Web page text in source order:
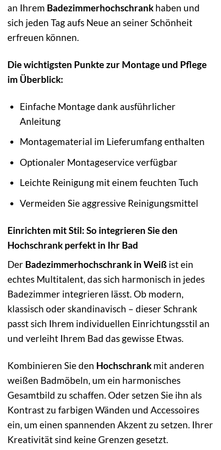
an Ihrem Badezimmerhochschrank haben und
sich jeden Tag aufs Neue an seiner Schönheit
erfreuen können.
Die wichtigsten Punkte zur Montage und Pflege
im Überblick:
Einfache Montage dank ausführlicher
Anleitung
Montagematerial im Lieferumfang enthalten
Optionaler Montageservice verfügbar
Leichte Reinigung mit einem feuchten Tuch
Vermeiden Sie aggressive Reinigungsmittel
Einrichten mit Stil: So integrieren Sie den
Hochschrank perfekt in Ihr Bad
Der Badezimmerhochschrank in Weiß ist ein
echtes Multitalent, das sich harmonisch in jedes
Badezimmer integrieren lässt. Ob modern,
klassisch oder skandinavisch – dieser Schrank
passt sich Ihrem individuellen Einrichtungsstil an
und verleiht Ihrem Bad das gewisse Etwas.
Kombinieren Sie den Hochschrank mit anderen
weißen Badmöbeln, um ein harmonisches
Gesamtbild zu schaffen. Oder setzen Sie ihn als
Kontrast zu farbigen Wänden und Accessoires
ein, um einen spannenden Akzent zu setzen. Ihrer
Kreativität sind keine Grenzen gesetzt.